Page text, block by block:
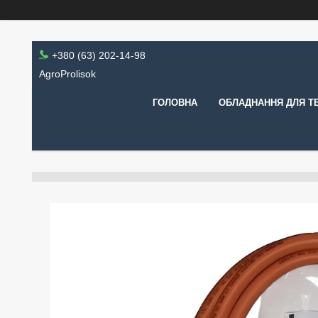
+380 (63) 202-14-98
AgroProlisok
ГОЛОВНА ОБЛАДНАННЯ ДЛЯ